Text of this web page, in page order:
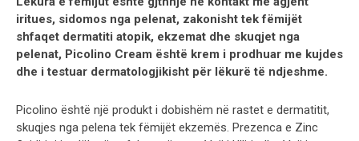
iritues, sidomos nga pelenat, zakonisht tek fëmijët
shfaqet dermatiti atopik, ekzemat dhe skuqjet nga
pelenat, Picolino Cream është krem i prodhuar me kujdes
dhe i testuar dermatologjikisht për lëkurë të ndjeshme.
Picolino është një produkt i dobishëm në rastet e dermatitit,
skuqjes nga pelena tek fëmijët ekzemës. Prezenca e Zinc